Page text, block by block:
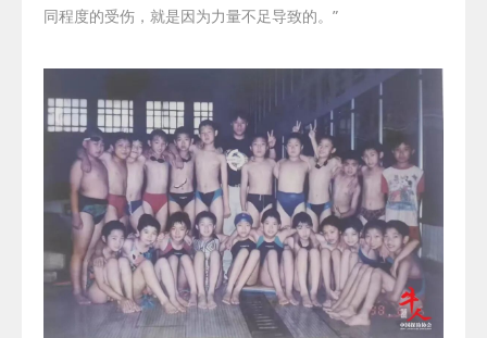
同程度的受伤，就是因为力量不足导致的。”